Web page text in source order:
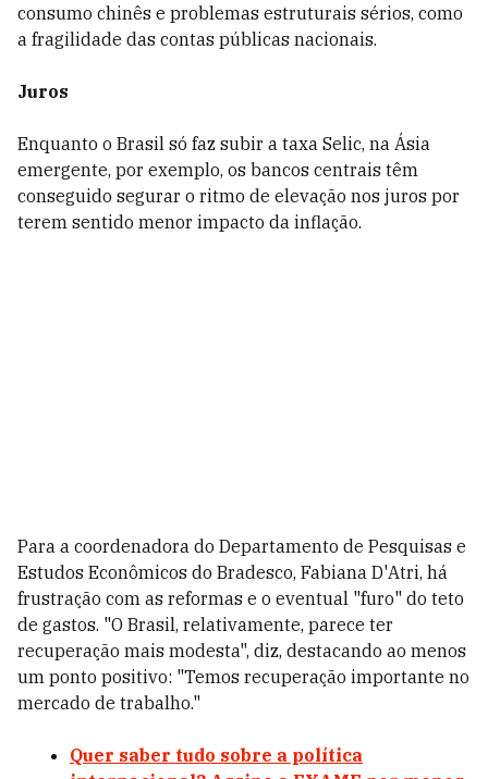
consumo chinês e problemas estruturais sérios, como
a fragilidade das contas públicas nacionais.
Juros
Enquanto o Brasil só faz subir a taxa Selic, na Ásia
emergente, por exemplo, os bancos centrais têm
conseguido segurar o ritmo de elevação nos juros por
terem sentido menor impacto da inflação.
Para a coordenadora do Departamento de Pesquisas e
Estudos Econômicos do Bradesco, Fabiana D'Atri, há
frustração com as reformas e o eventual "furo" do teto
de gastos. "O Brasil, relativamente, parece ter
recuperação mais modesta", diz, destacando ao menos
um ponto positivo: "Temos recuperação importante no
mercado de trabalho."
Quer saber tudo sobre a política